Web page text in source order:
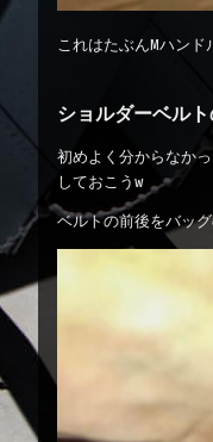
これはたぶんMハンド
ショルダーベル
初めよく分からなか
しておこうw
ベルトの前後をバッグ